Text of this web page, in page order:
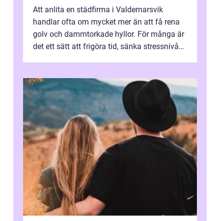
Att anlita en städfirma i Valdemarsvik
handlar ofta om mycket mer än att få rena
golv och dammtorkade hyllor. För många är
det ett sätt att frigöra tid, sänka stressnivån